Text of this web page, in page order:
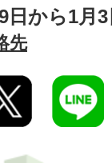
日から1月
先